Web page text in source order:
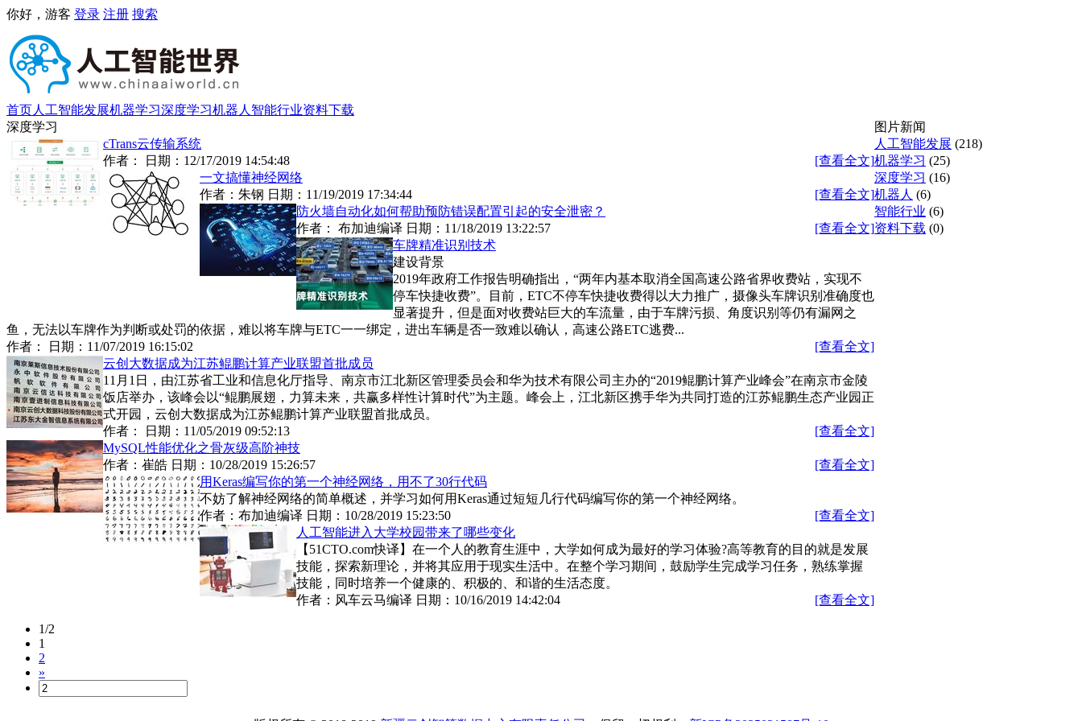
你好，游客 登录 注册 搜索
首页人工智能发展机器学习深度学习机器人 智能行业资料下载
深度学习
cTrans云传输系统
[查看全文]
作者： 日期： 12/17/2019 14:54:48
一文搞懂神经网络
[查看全文]
作者： 朱钢 日期： 11/19/2019 17:34:44
防火墙自动化如何帮助预防错误配置引起的安全泄密？
[查看全文]
作者： 布加迪编译 日期： 11/18/2019 13:22:57
车牌精准识别技术
建设背景
2019年政府工作报告明确指出，“两年内基本取消全国高速公路省界收费站，实现不
停车快捷收费”。目前，ETC不停车快捷收费得以大力推广，摄像头车牌识别准确度也
显著提升，但是面对收费站巨大的车流量，由于车牌污损、角度识别等仍有漏网之
鱼，无法以车牌作为判断或处罚的依据，难以将车牌与ETC一一绑定，进出车辆是否一致难以确认，高速公路ETC逃费...
[查看全文]
作者： 日期： 11/07/2019 16:15:02
云创大数据成为江苏鲲鹏计算产业联盟首批成员
11月1日，由江苏省工业和信息化厅指导、南京市江北新区管理委员会和华为技术有限公司主办的“2019鲲鹏计算产业峰会”在南京市金陵
饭店举办，该峰会以“鲲鹏展翅，力算未来，共赢多样性计算时代”为主题。峰会上，江北新区携手华为共同打造的江苏鲲鹏生态产业园正
式开园，云创大数据成为江苏鲲鹏计算产业联盟首批成员。
[查看全文]
作者： 日期： 11/05/2019 09:52:13
MySQL性能优化之骨灰级高阶神技
[查看全文]
作者： 崔皓 日期： 10/28/2019 15:26:57
用Keras编写你的第一个神经网络，用不了30行代码
不妨了解神经网络的简单概述，并学习如何用Keras通过短短几行代码编写你的第一个神经网络。
[查看全文]
作者： 布加迪编译 日期： 10/28/2019 15:23:50
人工智能进入大学校园带来了哪些变化
【51CTO.com快译】在一个人的教育生涯中，大学如何成为最好的学习体验?高等教育的目的就是发展
技能，探索新理论，并将其应用于现实生活中。在整个学习期间，鼓励学生完成学习任务，熟练掌握
技能，同时培养一个健康的、积极的、和谐的生活态度。
[查看全文]
作者： 风车云马编译 日期： 10/16/2019 14:42:04
1/2
1
2
»
图片新闻
人工智能发展 (218)
机器学习 (25)
深度学习 (16)
机器人 (6)
智能行业 (6)
资料下载 (0)